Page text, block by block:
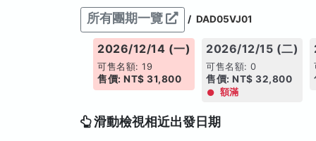
所有團期一覽 / DAD05VJ01
2026/12/14 (一)
可售名額: 19
售價: NT$ 31,800
2026/12/15 (二)
可售名額: 0
售價: NT$ 32,800
額滿
滑動檢視相近出發日期